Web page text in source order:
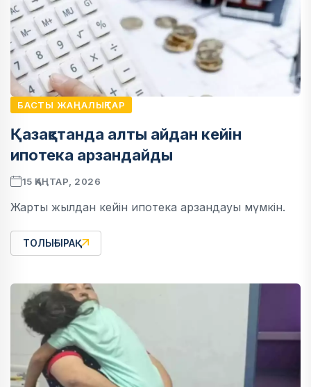
БАСТЫ ЖАҢАЛЫҚТАР
Қазақстанда алты айдан кейін
ипотека арзандайды
15 ҚАҢТАР, 2026
Жарты жылдан кейін ипотека арзандауы мүмкін.
ТОЛЫҒЫРАҚ